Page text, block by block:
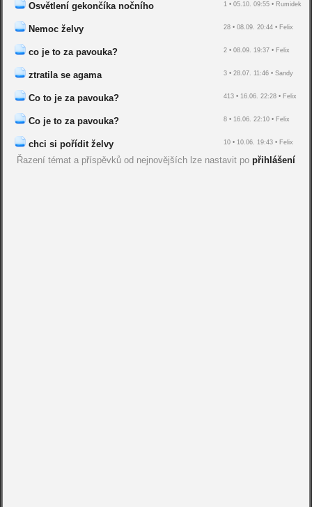
Osvětlení gekončíka nočního 1 • 05.10. 09:55 • Rumidek
Nemoc želvy 28 • 08.09. 20:44 • Felix
co je to za pavouka? 2 • 08.09. 19:37 • Felix
ztratila se agama 3 • 28.07. 11:46 • Sandy
Co to je za pavouka? 413 • 16.06. 22:28 • Felix
Co je to za pavouka? 8 • 16.06. 22:10 • Felix
chci si pořídit želvy 10 • 10.06. 19:43 • Felix
Řazení témat a příspěvků od nejnovějších lze nastavit po přihlášení